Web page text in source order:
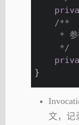
/**
* 参
     */
}
文，记